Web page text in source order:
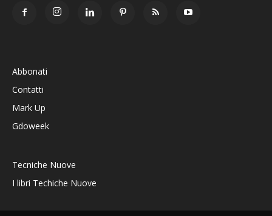
Abbonati
Contatti
Mark Up
Gdoweek
Tecniche Nuove
I libri Techiche Nuove